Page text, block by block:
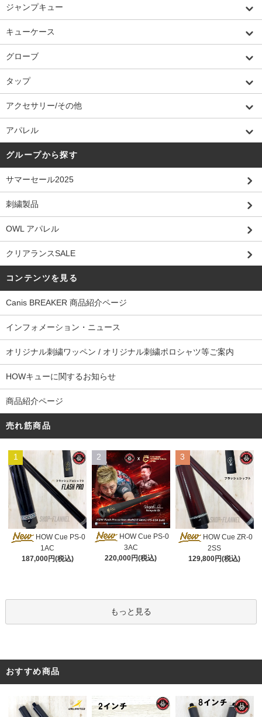
ジャンプキュー
キューケース
グローブ
タップ
アクセサリー/その他
アパレル
グループから探す
サマーセール2025
刺繍製品
OWL アパレル
クリアランスSALE
コンテンツを見る
Canis BREAKER 商品紹介ページ
インフォメーション・ニュース
オリジナル刺繍ワッペン / オリジナル刺繍ポロシャツ等ご案内
HOWキューに関するお知らせ
商品紹介ページ
売れ筋商品
1
HOW Cue PS-0
1AC
187,000円(税込)
2
HOW Cue PS-0
3AC
220,000円(税込)
3
HOW Cue ZR-0
2SS
129,800円(税込)
もっと見る
おすすめ商品